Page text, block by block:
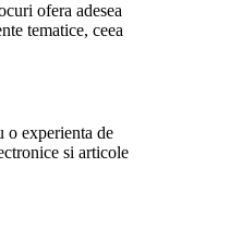
ofera adesea
tematice, ceea
o experienta de
si articole